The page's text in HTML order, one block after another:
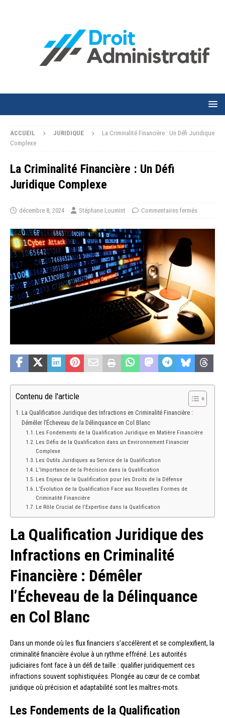
ACCUEIL JURIDIQUE
La Criminalité Financière : Un Défi Juridique
Complexe
La Criminalité Financière : Un Défi
Juridique Complexe
décembre 8, 2024 Stéphane Loumint Commentaires fermés
Contenu de l'article
La Qualification Juridique des Infractions en Criminalité Financière :
Démêler l’Écheveau de la Délinquance en Col Blanc
Les Fondements de la Qualification Juridique en Matière Financière
Les Défis de la Qualification dans un Environnement Financier
Complexe
Les Outils Juridiques au Service de la Qualification
L’Importance de la Précision dans la Qualification
Les Enjeux de la Qualification pour les Droits de la Défense
L’Évolution de la Qualification Face aux Nouvelles Formes de
Criminalité Financière
Le Rôle Crucial de l’Expertise dans la Qualification
La Qualification Juridique des
Infractions en Criminalité
Financière : Démêler
l’Écheveau de la Délinquance
en Col Blanc
Dans un monde où les flux financiers s’accélèrent et se complexifient, la
criminalité financière évolue à un rythme effréné. Les autorités
judiciaires font face à un défi de taille : qualifier juridiquement ces
infractions souvent sophistiquées. Plongée au cœur de ce combat
juridique où précision et adaptabilité sont les maîtres-mots.
Les Fondements de la Qualification